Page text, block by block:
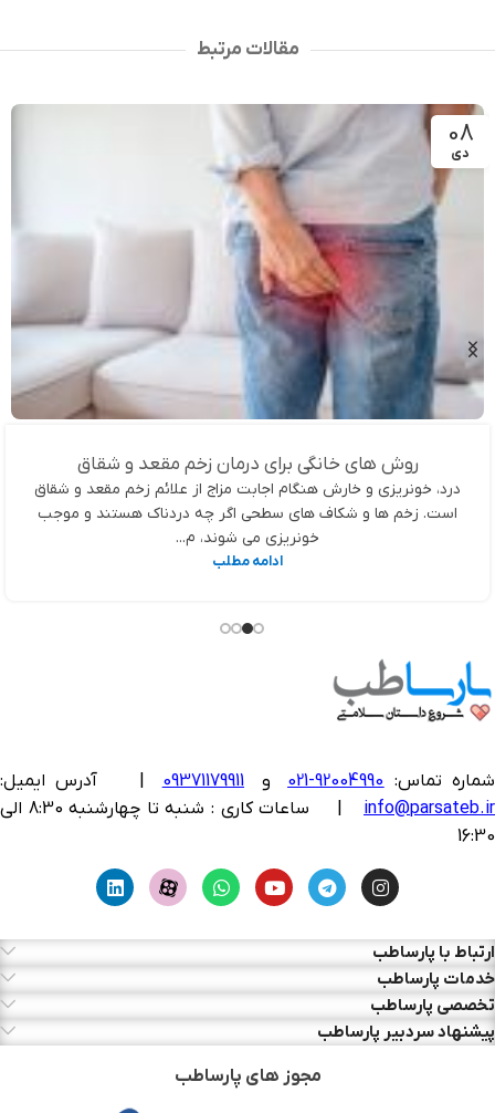
مقالات مرتبط
08
دی
روش های خانگی برای درمان زخم مقعد و شقاق
درد، خونریزی و خارش هنگام اجابت مزاج از علائم زخم مقعد و شقاق
است. زخم ها و شکاف های سطحی اگر چه دردناک هستند و موجب
خونریزی می شوند، م...
ادامه مطلب
شماره تماس: 92004990-021 و 09371179911
آدرس ایمیل:
info@parsateb.ir
| ساعات کاری : شنبه تا چهارشنبه 8:30 الی
16:30
ارتباط با پارساطب
خدمات پارساطب
تخصصی پارساطب
پیشنهاد سردبیر پارساطب
مجوز های پارساطب